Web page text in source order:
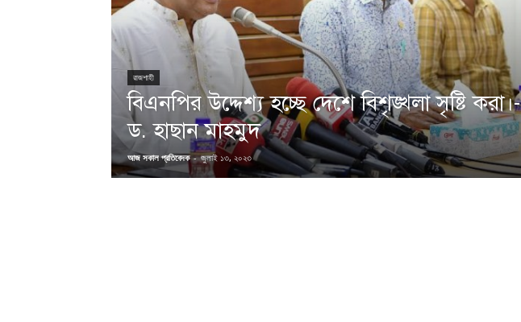
রাজশাহী
বিএনপির উদ্দেশ্য হচ্ছে দেশে বিশৃঙ্খলা সৃষ্টি করা।-
ড. হাছান মাহমুদ
আজ সকাল প্রতিবেদক - জুলাই ১৩, ২০২৩